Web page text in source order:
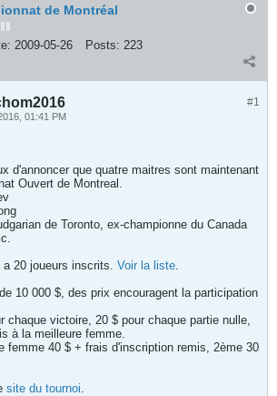
de Montréal
2009-05-26 Posts: 223
#1
01:41 PM
d'annoncer que quatre maitres sont maintenant
Ouvert de Montreal.
de Toronto, ex-championne du Canada
20 joueurs inscrits. Voir la liste.
10 000 $, des prix encouragent la participation
chaque victoire, 20 $ pour chaque partie nulle,
à la meilleure femme.
femme 40 $ + frais d'inscription remis, 2ème 30
site du tournoi.